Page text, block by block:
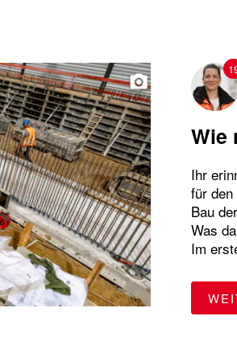
Wie
Ihr
für
Bau
Was
Im